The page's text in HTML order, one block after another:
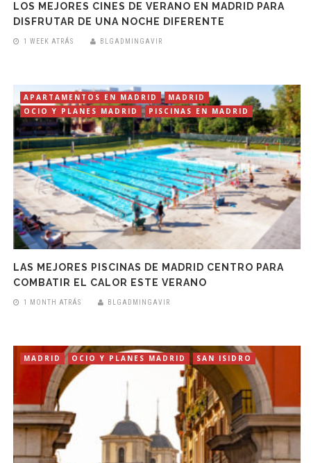
LOS MEJORES CINES DE VERANO EN MADRID PARA
DISFRUTAR DE UNA NOCHE DIFERENTE
1 WEEK ATRÁS BLGADMINGAVIR
APARTAMENTOS EN MADRID
MADRID
OCIO Y PLANES MADRID
PISCINAS EN MADRID
LAS MEJORES PISCINAS DE MADRID CENTRO PARA
COMBATIR EL CALOR ESTE VERANO
1 MONTH ATRÁS BLGADMINGAVIR
MADRID OCIO Y PLANES MADRID SAN ISIDRO